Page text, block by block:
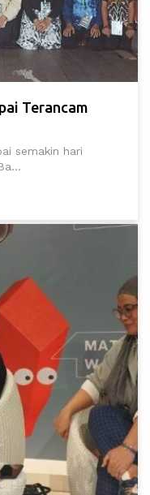
Terancam
semakin hari